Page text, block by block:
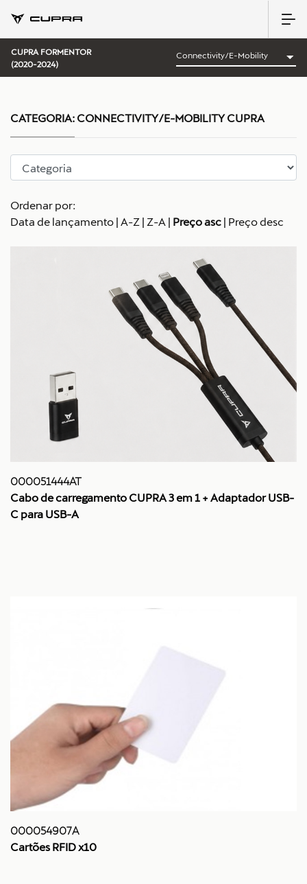
CUPRA FORMENTOR
(2020-2024)
Ordenar por:
Data de lançamento | A-Z | Z-A | Preço asc | Preço desc
000051444AT
Cabo de carregamento CUPRA 3 em 1 + Adaptador USB-
C para USB-A
000054907A
Cartões RFID x10
CATEGORIA: CONNECTIVITY/E-MOBILITY CUPRA